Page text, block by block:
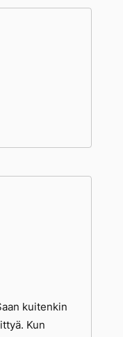
kuitenkin
Kun